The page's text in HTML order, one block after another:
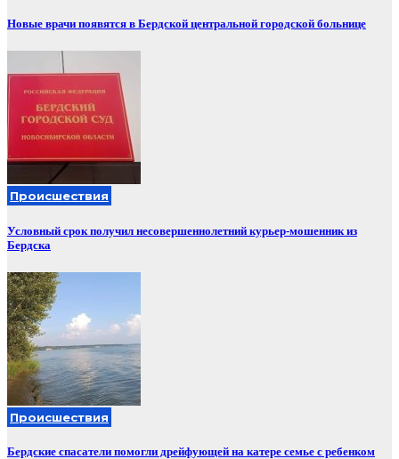
Новые врачи появятся в Бердской центральной городской больнице
Происшествия
Условный срок получил несовершеннолетний курьер-мошенник из
Бердска
Происшествия
Бердские спасатели помогли дрейфующей на катере семье с ребенком